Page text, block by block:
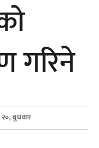
गरिने
बुधवार